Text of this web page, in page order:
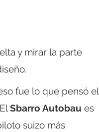
y mirar la parte
fue lo que pensó el
Sbarro Autobau es
suizo más